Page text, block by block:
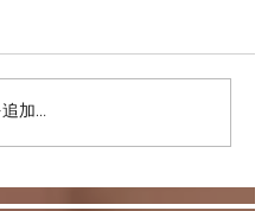
ドを避けるに
追加…